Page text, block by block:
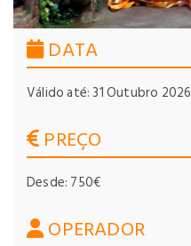
DATA
Válido até: 31 Outubro 2026
PREÇO
Desde: 750€
OPERADOR